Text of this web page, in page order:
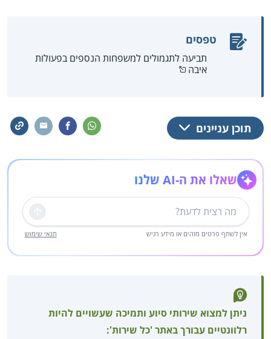
טפסים
תביעה לתגמולים למשפחות הנספים בפעולות
איבה
תוכן עניינים
שאלו את ה-AI שלנו
שליחה
אין לשתף פרטים מזהים או מידע רגיש תנאי שימוש
ניתן למצוא שירותי סיוע ותמיכה שעשויים להיות
רלוונטיים עבורך באתר 'כל שירות':